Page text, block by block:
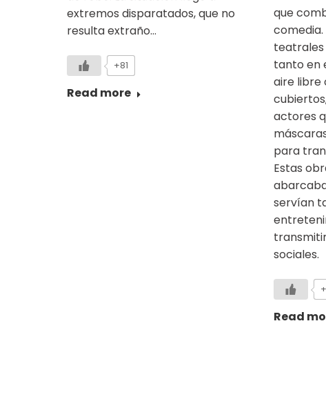
extremos disparatados, que no
resulta extraño…
+81
Read more
que
teatrales
tanto en
aire libre
actores
para
Estas
servían
sociales.
Read